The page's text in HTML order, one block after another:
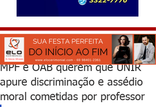
MPF e OAB querem que UNIR
apure discriminação e assédio
moral cometidas por professor